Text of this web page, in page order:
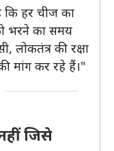
कि हर चीज का
भरने का समय
लोकतंत्र की रक्षा
मांग कर रहे हैं।"
जिसे